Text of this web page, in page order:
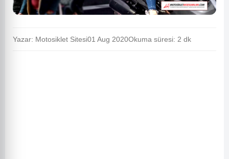
Yazar: Motosiklet Sitesi01 Aug 2020Okuma süresi: 2 dk